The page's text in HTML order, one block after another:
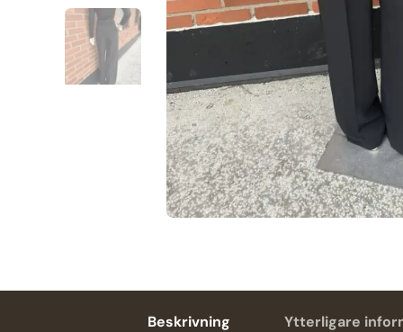
Beskrivning Ytterligare